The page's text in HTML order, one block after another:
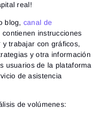
real!
blog, canal de
contienen instrucciones
trabajar con gráficos,
y otra información
usuarios de la plataforma
de asistencia
de volúmenes: